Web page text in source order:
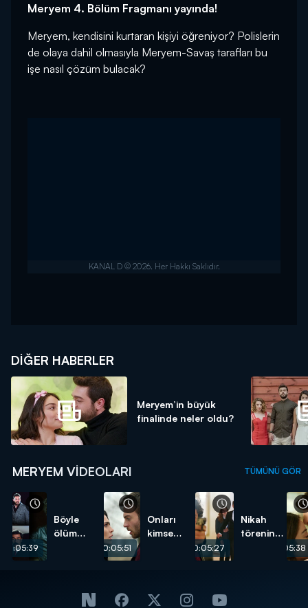
Meryem 4. Bölüm Fragmanı yayında!
Meryem, kendisini kurtaran kişiyi öğreniyor? Polislerin
de olaya dahil olmasıyla Meryem-Savaş tarafları bu
işe nasıl çözüm bulacak?
DIĞER HABERLER
Meryem’in büyük
finalinde neler oldu?
MERYEM VIDEOLARI TÜMÜNÜ GÖR
00:05:39
Böyle
ölüm
00:05:51
Onları
kimse
00:05:27
Nikah
töreninde
00:05:38